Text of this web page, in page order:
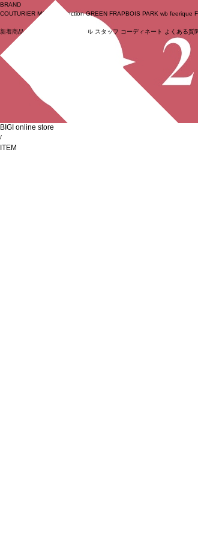
ログイン
BRAND
COUTURIER MOGA Collection GREEN FRAPBOIS PARK wb feerique
新着商品 (ライブ) セール スタッフ コーディネート よくある質
BIGI online store
/
ITEM